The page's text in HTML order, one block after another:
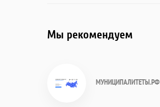
Мы рекомендуем
МУНИЦИПАЛИТЕТЫ.РФ